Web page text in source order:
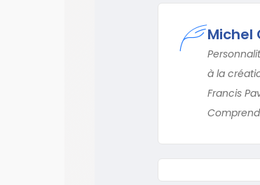
Michel
à la
Francis